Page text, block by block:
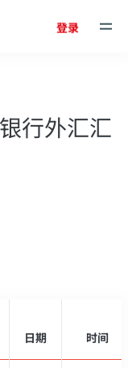
登录
行外汇汇
日期 时间